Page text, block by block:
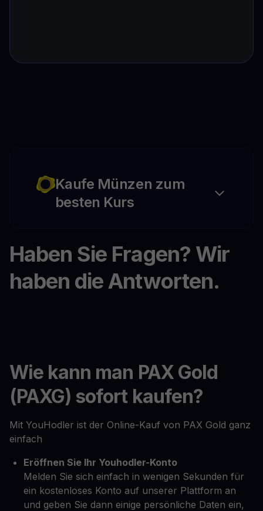
Kaufe Münzen zum
besten Kurs
Haben Sie Fragen? Wir
haben die Antworten.
Wie kann man PAX Gold
(PAXG) sofort kaufen?
Mit YouHodler ist der Online-Kauf von PAX Gold ganz
einfach
Eröffnen Sie Ihr Youhodler-Konto
Melden Sie sich einfach in wenigen Sekunden für
ein kostenloses Konto auf unserer Plattform an
und geben Sie dann einige persönliche Daten ein,